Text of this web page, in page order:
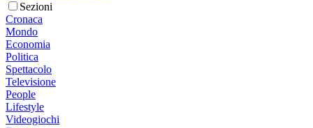
Sezioni
Cronaca
Mondo
Economia
Politica
Spettacolo
Televisione
People
Lifestyle
Videogiochi